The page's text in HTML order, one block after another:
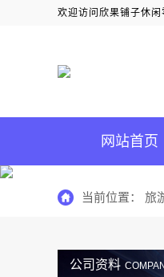
欢迎访问欣果铺子休闲
网站首页
当前位置： 旅
公司资料